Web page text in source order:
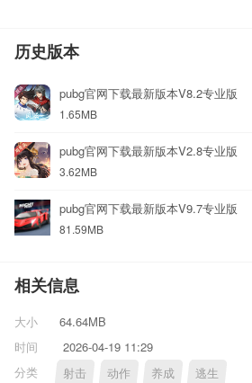
历史版本
pubg官网下载最新版本V8.2专业版
1.65MB
pubg官网下载最新版本V2.8专业版
3.62MB
pubg官网下载最新版本V9.7专业版
81.59MB
相关信息
大小
64.64MB
时间
2026-04-19 11:29
分类
射击 动作 养成 逃生